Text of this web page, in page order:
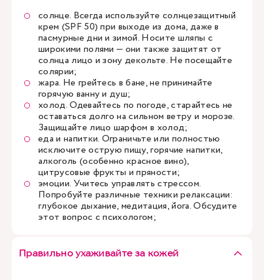
солнце. Всегда используйте солнцезащитный
крем (SPF 50) при выходе из дома, даже в
пасмурные дни и зимой. Носите шляпы с
широкими полями — они также защитят от
солнца лицо и зону декольте. Не посещайте
солярии;
жара. Не грейтесь в бане, не принимайте
горячую ванну и душ;
холод. Одевайтесь по погоде, старайтесь не
оставаться долго на сильном ветру и морозе.
Защищайте лицо шарфом в холод;
еда и напитки. Ограничьте или полностью
исключите острую пищу, горячие напитки,
алкоголь (особенно красное вино),
цитрусовые фрукты и пряности;
эмоции. Учитесь управлять стрессом.
Попробуйте различные техники релаксации:
глубокое дыхание, медитация, йога. Обсудите
этот вопрос спсихологом;
Правильно ухаживайте за кожей